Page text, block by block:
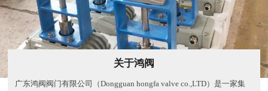
关于鸿阀
广东鸿阀阀门有限公司（Dongguan hongfa valve co.,LTD）是一家集